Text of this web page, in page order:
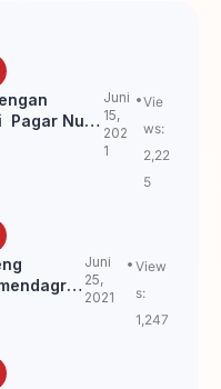
Pagar Nusa
Juni
15,
202
1
Vie
ws:
2,22
5
Juni
25,
2021
View
s:
1,247